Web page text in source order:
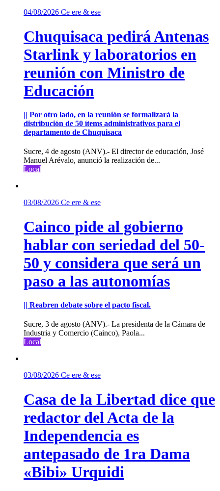
04/08/2026 Ce ere & ese
Chuquisaca pedirá Antenas
Starlink y laboratorios en
reunión con Ministro de
Educación
|| Por otro lado, en la reunión se formalizará la
distribución de 50 ítems administrativos para el
departamento de Chuquisaca
Sucre, 4 de agosto (ANV).- El director de educación, José
Manuel Arévalo, anunció la realización de...
Local
03/08/2026 Ce ere & ese
Cainco pide al gobierno
hablar con seriedad del 50-
50 y considera que será un
paso a las autonomías
|| Reabren debate sobre el pacto fiscal.
Sucre, 3 de agosto (ANV).- La presidenta de la Cámara de
Industria y Comercio (Cainco), Paola...
Local
03/08/2026 Ce ere & ese
Casa de la Libertad dice que
redactor del Acta de la
Independencia es
antepasado de 1ra Dama
«Bibi» Urquidi